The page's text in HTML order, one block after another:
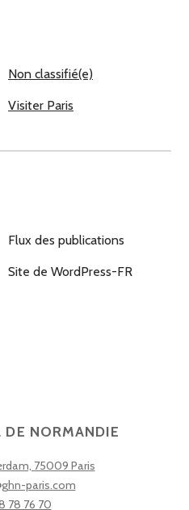
Non classifié(e)
Visiter Paris
Flux des publications
Site de WordPress-FR
DE NORMANDIE
75009 Paris
paris.com
78 76 70